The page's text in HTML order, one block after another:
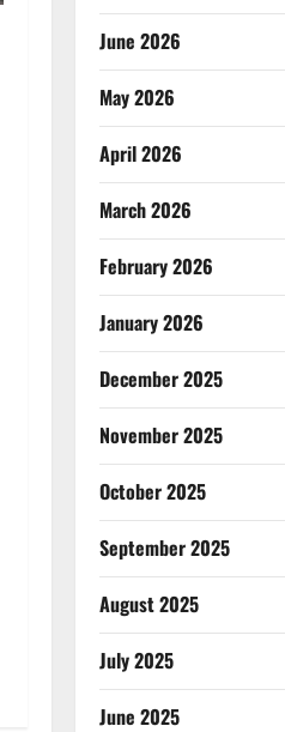
June 2026
May 2026
April 2026
March 2026
February 2026
January 2026
December 2025
November 2025
October 2025
September 2025
August 2025
July 2025
June 2025